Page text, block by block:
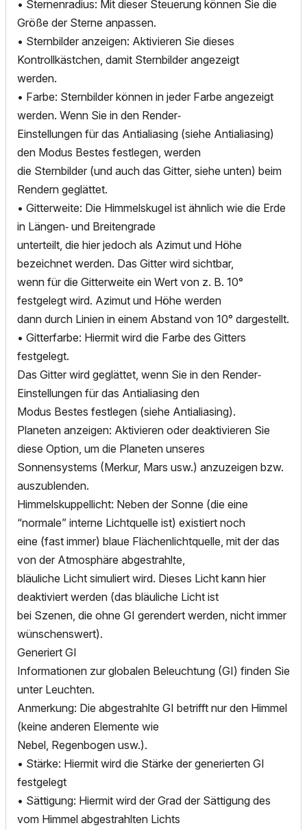
• Sternenradius: Mit dieser Steuerung können Sie die
Größe der Sterne anpassen.
• Sternbilder anzeigen: Aktivieren Sie dieses
Kontrollkästchen, damit Sternbilder angezeigt
werden.
• Farbe: Sternbilder können in jeder Farbe angezeigt
werden. Wenn Sie in den Render‐
Einstellungen für das Antialiasing (siehe Antialiasing)
den Modus Bestes festlegen, werden
die Sternbilder (und auch das Gitter, siehe unten) beim
Rendern geglättet.
• Gitterweite: Die Himmelskugel ist ähnlich wie die Erde
in Längen‐ und Breitengrade
unterteilt, die hier jedoch als Azimut und Höhe
bezeichnet werden. Das Gitter wird sichtbar,
wenn für die Gitterweite ein Wert von z. B. 10°
festgelegt wird. Azimut und Höhe werden
dann durch Linien in einem Abstand von 10° dargestellt.
• Gitterfarbe: Hiermit wird die Farbe des Gitters
festgelegt.
Das Gitter wird geglättet, wenn Sie in den Render‐
Einstellungen für das Antialiasing den
Modus Bestes festlegen (siehe Antialiasing).
Planeten anzeigen: Aktivieren oder deaktivieren Sie
diese Option, um die Planeten unseres
Sonnensystems (Merkur, Mars usw.) anzuzeigen bzw.
auszublenden.
Himmelskuppellicht: Neben der Sonne (die eine
“normale” interne Lichtquelle ist) existiert noch
eine (fast immer) blaue Flächenlichtquelle, mit der das
von der Atmosphäre abgestrahlte,
bläuliche Licht simuliert wird. Dieses Licht kann hier
deaktiviert werden (das bläuliche Licht ist
bei Szenen, die ohne GI gerendert werden, nicht immer
wünschenswert).
Generiert GI
Informationen zur globalen Beleuchtung (GI) finden Sie
unter Leuchten.
Anmerkung: Die abgestrahlte GI betrifft nur den Himmel
(keine anderen Elemente wie
Nebel, Regenbogen usw.).
• Stärke: Hiermit wird die Stärke der generierten GI
festgelegt
• Sättigung: Hiermit wird der Grad der Sättigung des
vom Himmel abgestrahlten Lichts